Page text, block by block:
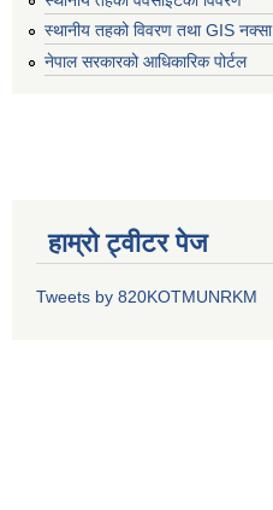
स्थानीय तहको विवरण तथा GIS नक्सा
नेपाल सरकारको आधिकारिक पोर्टल
हाम्रो ट्वीटर पेज
Tweets by 820KOTMUNRKM